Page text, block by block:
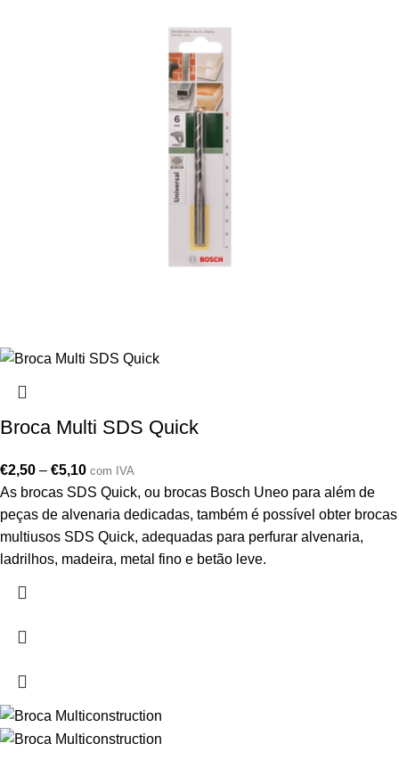
Broca Multi SDS Quick
€2,50 – €5,10 com IVA
As brocas SDS Quick, ou brocas Bosch Uneo para além de
peças de alvenaria dedicadas, também é possível obter brocas
multiusos SDS Quick, adequadas para perfurar alvenaria,
ladrilhos, madeira, metal fino e betão leve.